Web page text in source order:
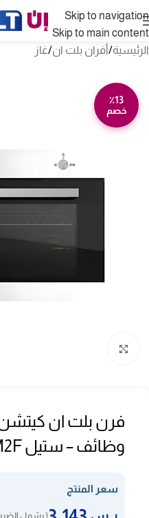
Skip to navigation
Skip to main content
الرئيسية/أفران بلت ان/غاز
٪13
خصم
وظائف – ستيل KL90GM2F
سعر المنتج
( يشمل